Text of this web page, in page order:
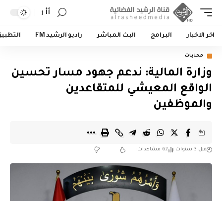
أأ
اخر الاخبار البرامج البث المباشر راديو الرشيد FM
محليات
وزارة المالية: ندعم جهود مسار تحسين
الواقع المعيشي للمتقاعدين
والموظفين
قبل 3 سنوات 62 مشاهدات